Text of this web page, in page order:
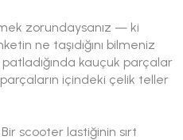
zorundaysanız — ki
ne taşıdığını bilmeniz
kauçuk parçalar
içindeki çelik teller
scooter lastiğinin sırt